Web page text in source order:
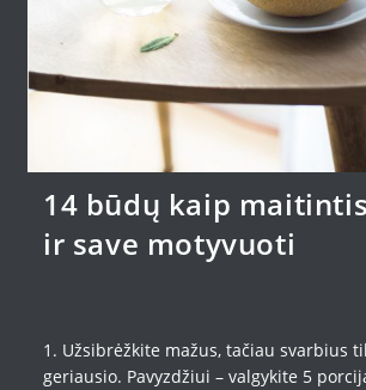
14 būdų kaip
ir save motyvuoti
1. Užsibrėžkite mažus, tačiau svarbius
geriausio. Pavyzdžiui – valgykite 5